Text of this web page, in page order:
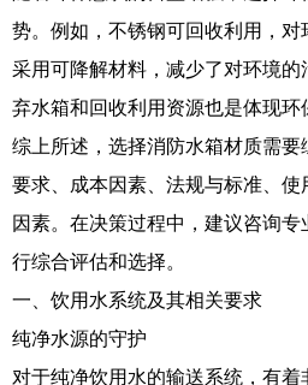
势。例如，不锈钢可回收利用，
采用可降解材料，减少了对环境
弃水箱和回收利用资源也是体现环
综上所述，选择消防水箱材质需
要求、成本因素、法规与标准、
因素。在决策过程中，建议咨询
行综合评估和选择。
一、饮用水系统及其相关要求
纯净水源的守护
对于纯净饮用水的输送系统，有着